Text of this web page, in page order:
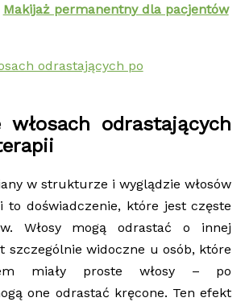
Makijaż permanentny dla pacjentów
włosach odrastających
w strukturze i wyglądzie włosów
to doświadczenie, które jest częste
Włosy mogą odrastać o innej
szczególnie widoczne u osób, które
miały proste włosy – po
one odrastać kręcone. Ten efekt